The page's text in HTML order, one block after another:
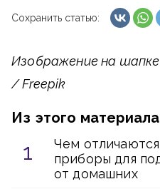
Сохранить статью:
Изображение на
/ Freepik
Из этого
Чем
приборы для
от домашних